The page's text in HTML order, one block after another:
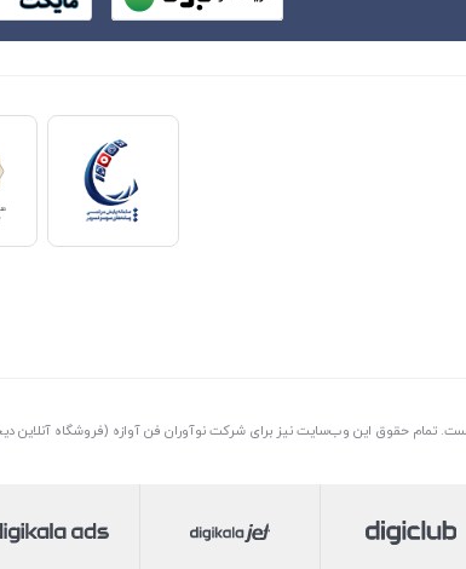
تمام حقوق اين وب‌سايت نیز برای شرکت نوآوران فن آوازه (فروشگاه آنلاین